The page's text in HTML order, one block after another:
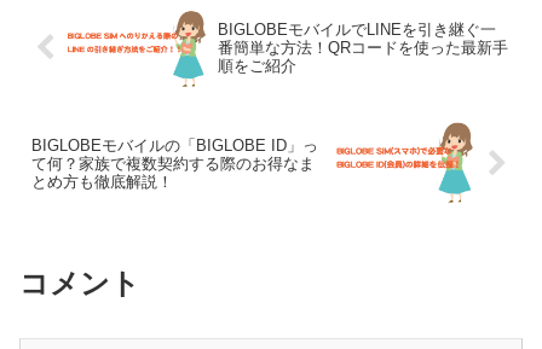
BIGLOBEモバイルでLINEを引き継ぐ一
番簡単な方法！QRコードを使った最新手
順をご紹介
BIGLOBEモバイルの「BIGLOBE ID」っ
て何？家族で複数契約する際のお得なま
とめ方も徹底解説！
コメント